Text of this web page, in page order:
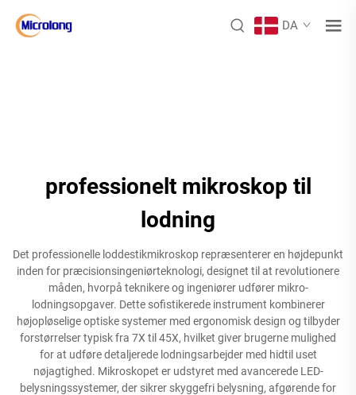
DA
professionelt mikroskop til
lodning
Det professionelle loddestikmikroskop repræsenterer en højdepunkt
inden for præcisionsingeniørteknologi, designet til at revolutionere
måden, hvorpå teknikere og ingeniører udfører mikro-
lodningsopgaver. Dette sofistikerede instrument kombinerer
højopløselige optiske systemer med ergonomisk design og tilbyder
forstørrelser typisk fra 7X til 45X, hvilket giver brugerne mulighed
for at udføre detaljerede lodningsarbejder med hidtil uset
nøjagtighed. Mikroskopet er udstyret med avancerede LED-
belysningssystemer, der sikrer skyggefri belysning, afgørende for